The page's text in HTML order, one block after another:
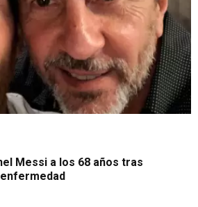
Messi a los 68 años tras